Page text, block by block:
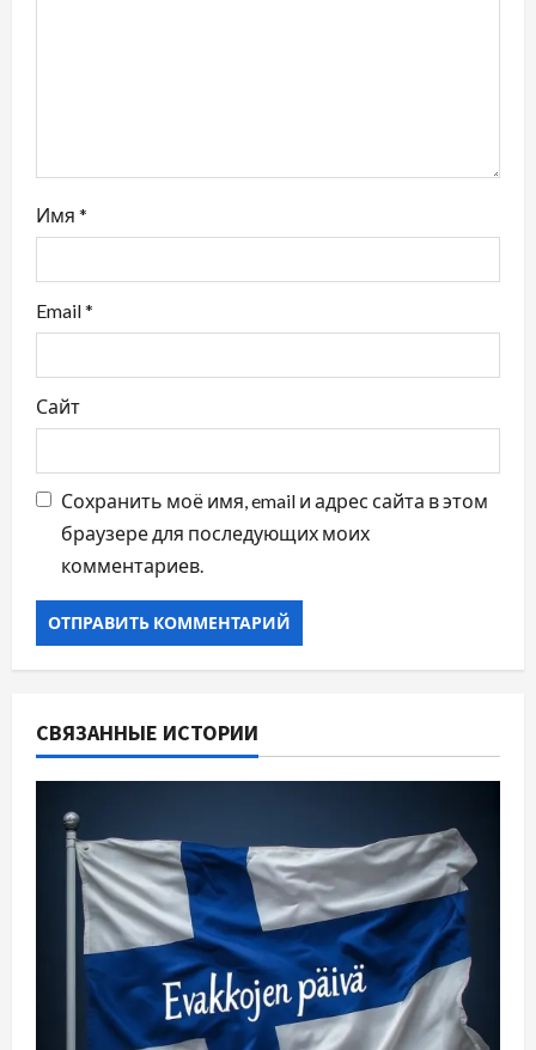
Имя *
Email*
Сайт
Сохранить моё имя, email и адрес сайта в этом
браузере для последующих моих
комментариев.
СВЯЗАННЫЕ ИСТОРИИ